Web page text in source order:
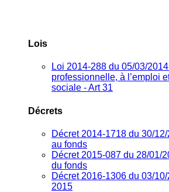
Lois
Loi 2014-288 du 05/03/
professionnelle, à l’emploi
sociale - Art 31
Décrets
Décret 2014-1718 du 30/
au fonds
Décret 2015-087 du 28/01/
du fonds
Décret 2016-1306 du 03/
2015